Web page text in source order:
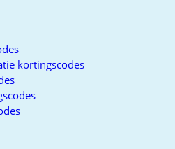
kortingscodes